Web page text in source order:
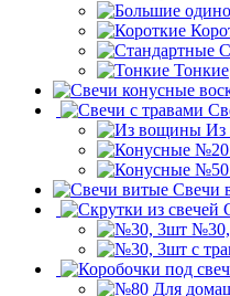
Тонкие
Из
Свечи